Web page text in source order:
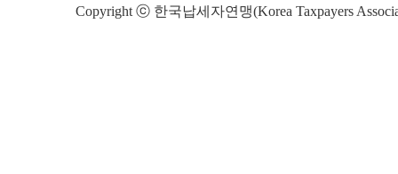
Copyright ⓒ 한국납세자연맹(Korea Taxpayers